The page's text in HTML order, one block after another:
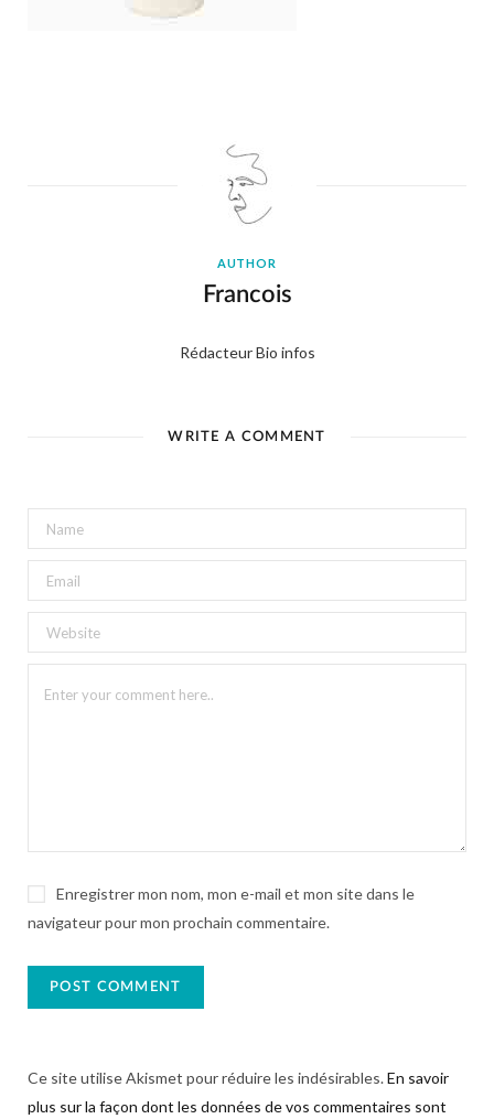
AUTHOR
Francois
Rédacteur Bio infos
WRITE A COMMENT
Enregistrer mon nom, mon e-mail et mon site dans le
navigateur pour mon prochain commentaire.
Ce site utilise Akismet pour réduire les indésirables.En savoir
plus sur la façon dont les données de vos commentaires sont